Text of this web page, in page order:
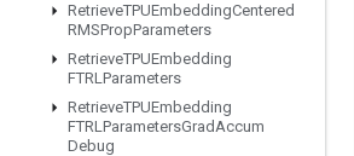
RetrieveTPUEmbeddingCentered
RMSPropParameters
RetrieveTPUEmbedding
FTRLParameters
RetrieveTPUEmbedding
FTRLParametersGradAccum
Debug